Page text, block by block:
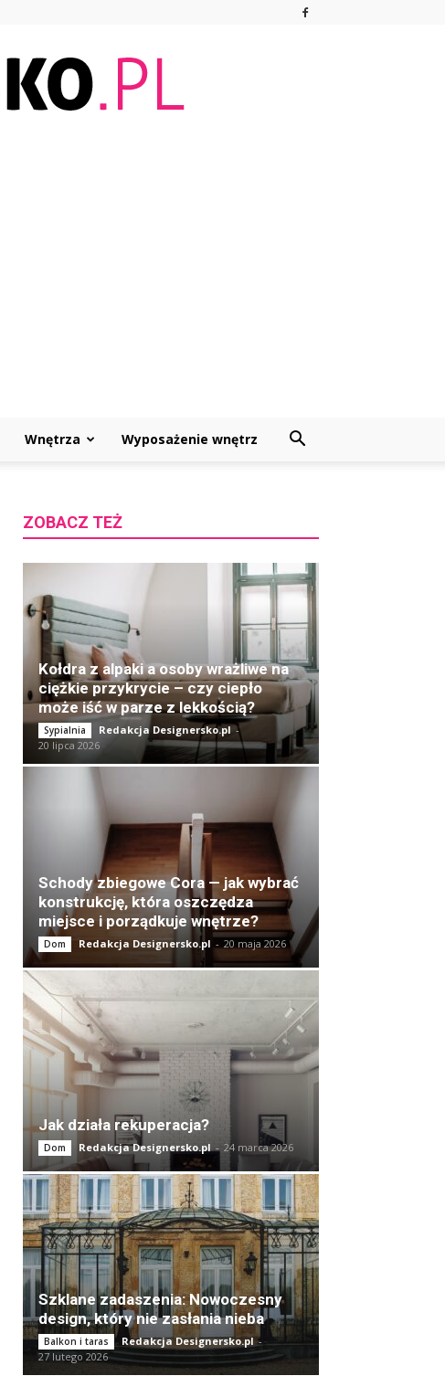
Wnętrza Wyposażenie wnętrz
ZOBACZ TEŻ
Kołdra z alpaki a osoby wrażliwe na
ciężkie przykrycie – czy ciepło
może iść w parze z lekkością?
Sypialnia Redakcja Designersko.pl -
20 lipca 2026
Schody zbiegowe Cora — jak wybrać
konstrukcję, która oszczędza
miejsce i porządkuje wnętrze?
Dom Redakcja Designersko.pl - 20 maja 2026
Jak działa rekuperacja?
Dom Redakcja Designersko.pl - 24 marca 2026
Szklane zadaszenia: Nowoczesny
design, który nie zasłania nieba
Balkon i taras Redakcja Designersko.pl -
27 lutego 2026